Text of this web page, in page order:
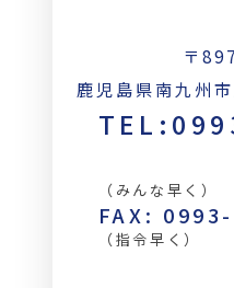
〒
鹿児島県南九州
（みんな早く）
FAX:
（指令早く）